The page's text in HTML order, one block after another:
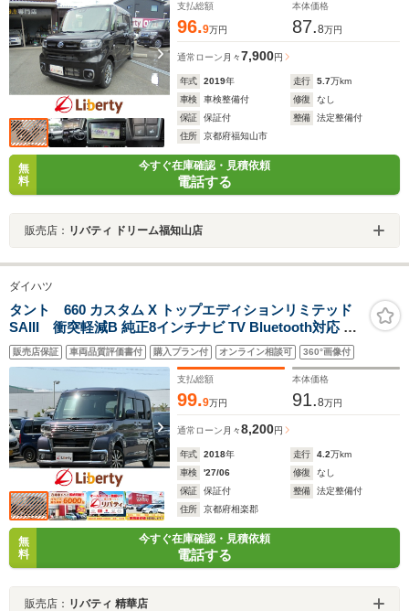
支払総額
96.9万円
本体価格
87.8万円
通常ローン 月々7,900円
年式 2019年 走行 5.7万km
車検
車検整備付 修復
なし
保証
保証付 整備
法定整備付
住所
京都府福知山市
無
料
今すぐ在庫確認・見積依頼
電話する
販売店： リバティ ドリーム福知山店
ダイハツ
タント 660 カスタム X トップエディションリミテッド
SAIII 衝突軽減B 純正8インチナビ TV Bluetooth対応 パ
ノラマモニター 両側自動ドア 運転席シートヒーター ETC
LEDヘッドライト フォグライト スマートキー プッシュス
タート アイドリングストップ 純正アルミホイール
販売店保証 車両品質評価書付 購入プラン付 オンライン相談可 360°画像付
支払総額
99.9万円
本体価格
91.8万円
通常ローン 月々8,200円
年式 2018年 走行 4.2万km
車検
'27/06 修復
なし
保証
保証付 整備
法定整備付
住所
京都府相楽郡
無
料
今すぐ在庫確認・見積依頼
電話する
販売店： リバティ 精華店